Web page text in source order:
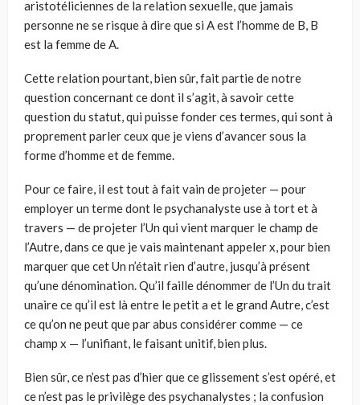
aristotéliciennes de la relation sexuelle, que jamais
personne ne se risque à dire que si A est l’homme de B, B
est la femme de A.
Cette relation pourtant, bien sûr, fait partie de notre
question concernant ce dont il s’agit, à savoir cette
question du statut, qui puisse fonder ces termes, qui sont à
proprement parler ceux que je viens d’avancer sous la
forme d’homme et de femme.
Pour ce faire, il est tout à fait vain de projeter — pour
employer un terme dont le psychanalyste use à tort et à
travers — de projeter l’Un qui vient marquer le champ de
l’Autre, dans ce que je vais maintenant appeler x, pour bien
marquer que cet Un n’était rien d’autre, jusqu’à présent
qu’une dénomination. Qu’il faille dénommer de l’Un du trait
unaire ce qu’il est là entre le petit a et le grand Autre, c’est
ce qu’on ne peut que par abus considérer comme — ce
champ x — l’unifiant, le faisant unitif, bien plus.
Bien sûr, ce n’est pas d’hier que ce glissement s’est opéré, et
ce n’est pas le privilège des psychanalystes ; la confusion